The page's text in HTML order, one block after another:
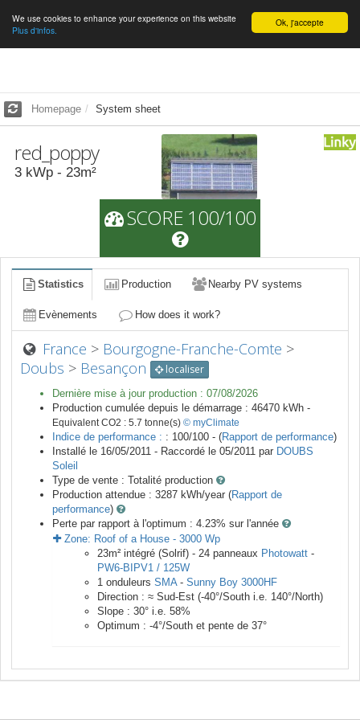
English Ok, j'accepte
We use cookies to enhance your experience on this website
Plus d'infos.
Homepage System sheet
red_poppy
3 kWp - 23m²
SCORE 100/100
Statistics Production Nearby PV systems
Evènements How does it work?
France > Bourgogne-Franche-Comte >
Doubs > Besançon localiser
Dernière mise à jour production : 07/08/2026
Production cumulée depuis le démarrage : 46470 kWh -
Equivalent CO2 : 5.7 tonne(s) © myClimate
Indice de performance : : 100/100 - (Rapport de performance)
Installé le 16/05/2011 - Raccordé le 05/2011 par DOUBS
Soleil
Type de vente : Totalité production
Production attendue : 3287 kWh/year (Rapport de
performance)
Perte par rapport à l'optimum : 4.23% sur l'année
Zone: Roof of a House - 3000 Wp
23m² intégré (Solrif) - 24 panneaux Photowatt -
PW6-BIPV1 / 125W
1 onduleurs SMA- Sunny Boy 3000HF
Direction : ≈ Sud-Est (-40°/South i.e. 140°/North)
Slope : 30° i.e. 58%
Optimum : -4°/South et pente de 37°